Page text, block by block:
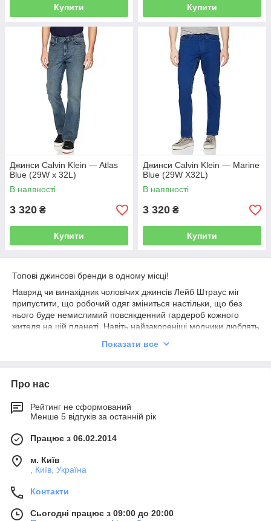
Купити Купити
Джинси Calvin Klein — Atlas
Blue (29W x 32L)
В наявності
3 320 ₴
Купити
Джинси Calvin Klein — Marine
Blue (29W X32L)
В наявності
3 320 ₴
Купити
Топові джинсові бренди в одному місці!
Навряд чи винахідник чоловічих джинсів Лейб Штраус міг
припустити, що робочий одяг зміниться настільки, що без
нього буде немислимий повсякденний гардероб кожного
жителя на цій планеті. Навіть найзакореніші модники люблять
Джинси Levis - еталон надійності і стилю, улюблений одяг
кольору, ці джинси прослужать вам не один рік!
Wrangler – класика на «джинсовому» ринку. Їх можна
дізнатися за ретро-логотипом, потертостями тканини,
карманом для дрібниці, який розташований вище звичайного.
Чоловічі джинси Lee — синонім якості та останніх модних
трендів. Американський бренд зі 120-річною історією стояв
світовому ринку, який орієнтується здебільшого на молодь.
Сalvin Klein - про цей бренд знають усі, хто стежить за
Показати все
Про нас
Рейтинг не сформований
Менше 5 відгуків за останній рік
Працює з 06.02.2014
м. Київ
, Київ, Україна
Контакти
Сьогодні працює з 09:00 до 20:00